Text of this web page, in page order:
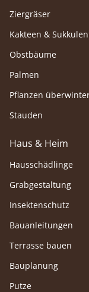
Ziergräser
Kakteen &
Obstbäume
Palmen
Pflanzen
Stauden
Haus & Heim
Hausschädlinge
Grabgestaltung
Insektenschutz
Bauanleitungen
Terrasse bauen
Bauplanung
Putze